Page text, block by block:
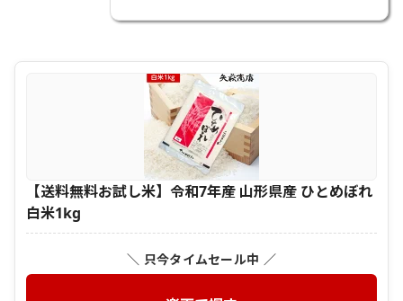
【送料無料お試し米】令和7年産 山形県産 ひとめぼれ
白米1kg
＼ 只今タイムセール中 ／